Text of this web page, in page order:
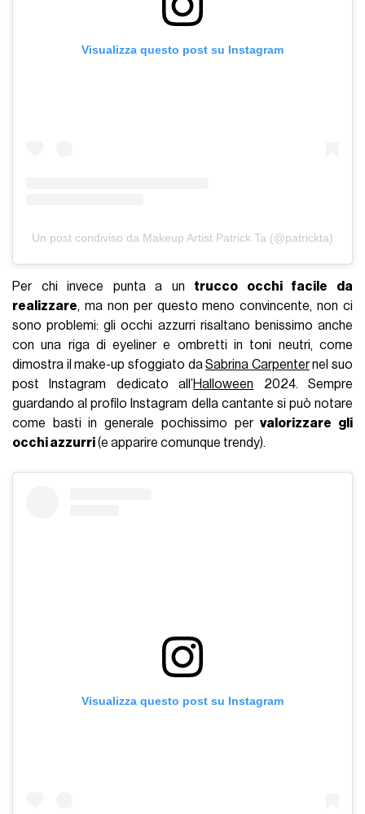
Visualizza questo post su Instagram
Un post condiviso da Makeup Artist Patrick Ta (@patrickta)
Per chi invece punta a un trucco occhi facile da
realizzare, ma non per questo meno convincente, non ci
sono problemi: gli occhi azzurri risaltano benissimo anche
con una riga di eyeliner e ombretti in toni neutri, come
dimostra il make-up sfoggiato daSabrina Carpenternel suo
post Instagram dedicato all’Halloween 2024. Sempre
guardando al profilo Instagram della cantante si può notare
come basti in generale pochissimo pervalorizzare gli
occhi azzurri(e apparire comunque trendy).
Visualizza questo post su Instagram